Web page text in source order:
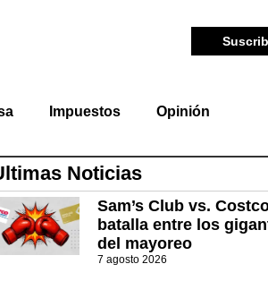
Impuestos Opinión
Noticias
Sam’s Club vs.
batalla entre los
del mayoreo
7 agosto 2026